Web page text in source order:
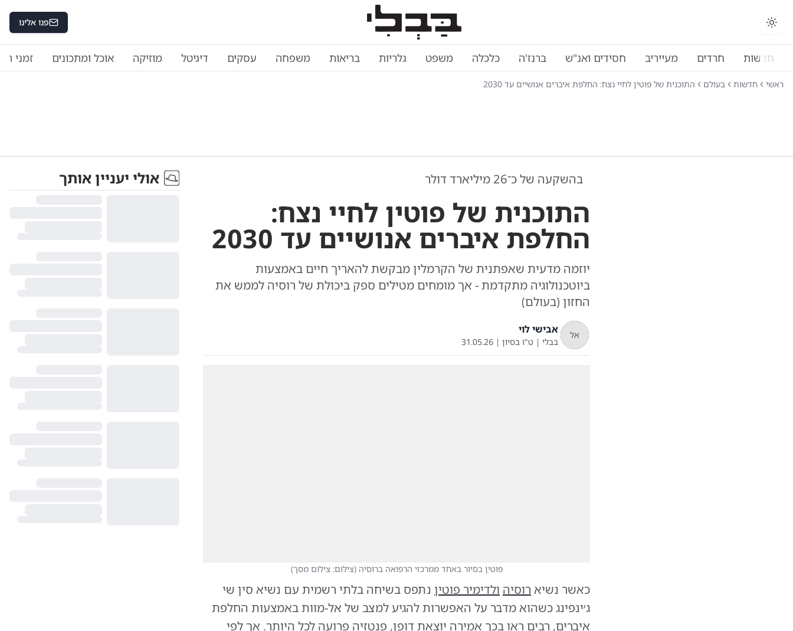
פנו אלינו
חדשות חרדים מעייריב חסידים ואנ"ש ברנז'ה כלכלה משפט גלריות בריאות משפחה עסקים דיגיטל מוזיקה אוכל ומתכונים זמני
ראשי חדשות בעולם התוכנית של פוטין לחיי נצח: החלפת איברים אנושיים עד 2030
בהשקעה של כ־26 מיליארד דולר
התוכנית של פוטין לחיי נצח:
החלפת איברים אנושיים עד 2030
יוזמה מדעית שאפתנית של הקרמלין מבקשת להאריך חיים באמצעות
ביוטכנולוגיה מתקדמת - אך מומחים מטילים ספק ביכולת של רוסיה לממש את
החזון (בעולם)
אל אבישי לוי
בבלי| ט"ו בסיון |
31.05.26
פוטין בסיור באחד ממרכזי הרפואה ברוסיה (צילום: צילום מסך)
כאשר נשיא רוסיה ולדימיר פוטין נתפס בשיחה בלתי רשמית עם נשיא סין שי
ג׳ינפינג כשהוא מדבר על האפשרות להגיע למצב של אל-מוות באמצעות החלפת
איברים, רבים ראו בכך אמירה יוצאת דופן, פנטזיה פרועה לכל היותר. אך לפי
אולי יעניין אותך